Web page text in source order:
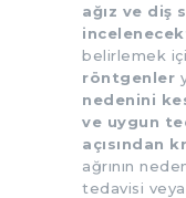
ağız ve diş
belirlemek
röntgenler
nedenini
ve uygun
açısından
ağrının
tedavisi